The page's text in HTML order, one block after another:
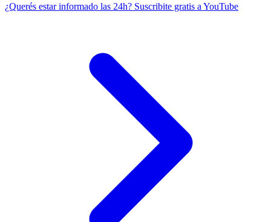
¿Querés estar informado las 24h? Suscribite gratis a YouTube